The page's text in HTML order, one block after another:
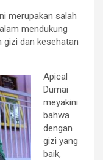
merupakan salah
mendukung
gizi dan kesehatan
Apical
Dumai
meyakini
bahwa
dengan
gizi yang
baik,